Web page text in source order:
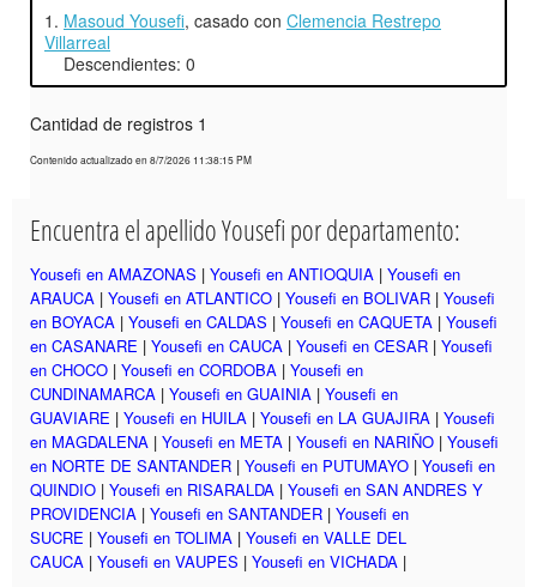
1. Masoud Yousefi, casado con Clemencia Restrepo
Villarreal
Descendientes: 0
Cantidad de registros 1
Contenido actualizado en 8/7/2026 11:38:15 PM
Encuentra el apellido Yousefi por departamento:
Yousefi en AMAZONAS | Yousefi en ANTIOQUIA | Yousefi en
ARAUCA | Yousefi en ATLANTICO | Yousefi en BOLIVAR | Yousefi
en BOYACA | Yousefi en CALDAS | Yousefi en CAQUETA | Yousefi
en CASANARE | Yousefi en CAUCA | Yousefi en CESAR | Yousefi
en CHOCO | Yousefi en CORDOBA | Yousefi en
CUNDINAMARCA | Yousefi en GUAINIA | Yousefi en
GUAVIARE | Yousefi en HUILA | Yousefi en LA GUAJIRA | Yousefi
en MAGDALENA | Yousefi en META | Yousefi en NARIÑO | Yousefi
en NORTE DE SANTANDER | Yousefi en PUTUMAYO | Yousefi en
QUINDIO | Yousefi en RISARALDA | Yousefi en SAN ANDRES Y
PROVIDENCIA | Yousefi en SANTANDER | Yousefi en
SUCRE | Yousefi en TOLIMA | Yousefi en VALLE DEL
CAUCA | Yousefi en VAUPES | Yousefi en VICHADA |